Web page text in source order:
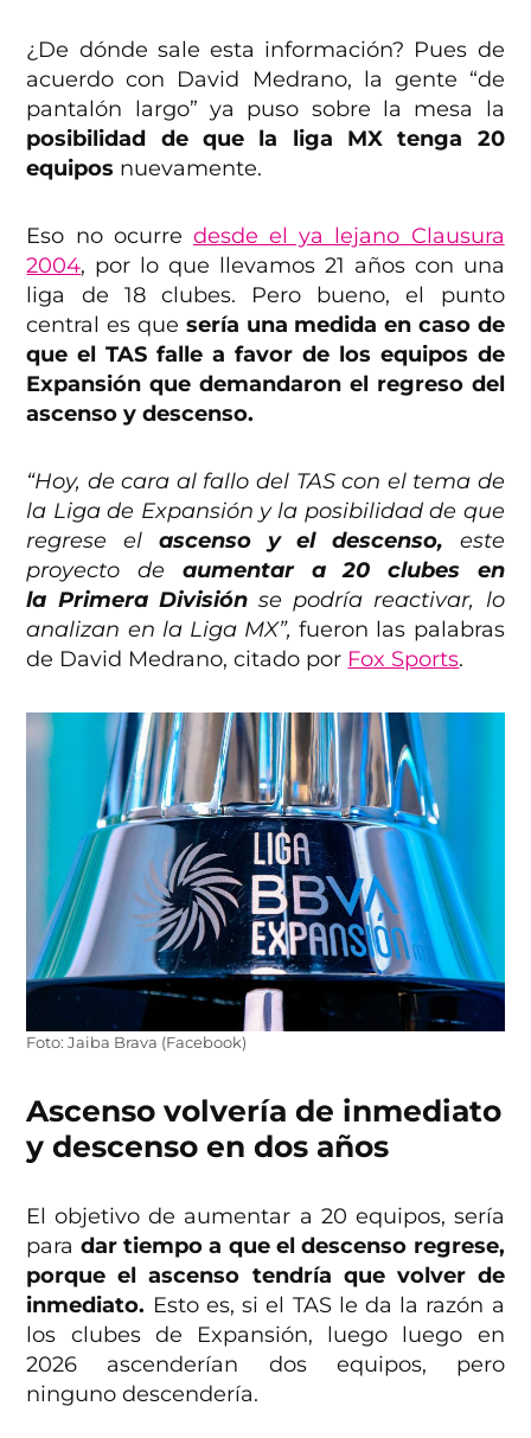
¿De dónde sale esta información? Pues de
acuerdo con David Medrano, la gente “de
pantalón largo” ya puso sobre la mesa la
posibilidad de que la liga MX tenga 20
equipos nuevamente.
Eso no ocurre desde el ya lejano Clausura
2004, por lo que llevamos 21 años con una
liga de 18 clubes. Pero bueno, el punto
central es que sería una medida en caso de
que el TAS falle a favor de los equipos de
Expansión que demandaron el regreso del
ascenso y descenso.
“Hoy, de cara al fallo del TAS con el tema de
la Liga de Expansión y la posibilidad de que
regrese el ascenso y el descenso, este
proyecto de aumentar a 20 clubes en
la Primera Divisiónse podría reactivar, lo
analizan en la Liga MX”,fueron las palabras
de David Medrano, citado por Fox Sports.
Foto: Jaiba Brava (Facebook)
Ascenso volvería de inmediato
y descenso en dos años
El objetivo de aumentar a 20 equipos, sería
para dar tiempo a que el descenso regrese,
porque el ascenso tendría que volver de
inmediato. Esto es, si el TAS le da la razón a
los clubes de Expansión, luego luego en
2026 ascenderían dos equipos, pero
ninguno descendería.